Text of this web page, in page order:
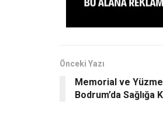
Önceki Yazı
Memorial ve
Bodrum’da Sağlığa